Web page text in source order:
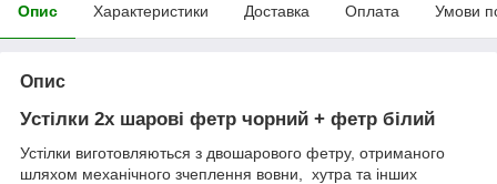
Опис Характеристики Доставка Оплата Умови
Опис
Устілки 2х шарові фетр чорний + фетр білий
Устілки виготовляються з двошарового фетру, отриманого
шляхом механічного зчеплення вовни, хутра та інших